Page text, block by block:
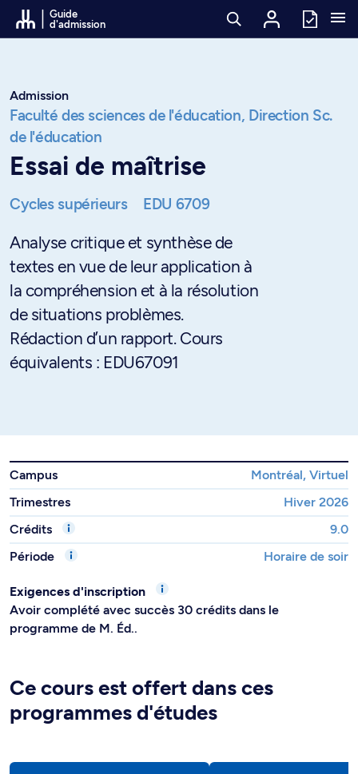
Passer au contenu
Guide
d'admission
Admission
Faculté des sciences de l'éducation, Direction Sc.
de l'éducation
Essai de maîtrise
Cycles supérieurs EDU 6709
Analyse critique et synthèse de
textes en vue de leur application à
la compréhension et à la résolution
de situations problèmes.
Rédaction d’un rapport. Cours
équivalents : EDU67091
Campus
Montréal, Virtuel
Trimestres
Hiver 2026
Crédits
9.0
Période
Horaire de soir
Exigences d'inscription
Avoir complété avec succès 30 crédits dans le
programme de M. Éd..
Ce cours est offert dans ces
programmes d'études